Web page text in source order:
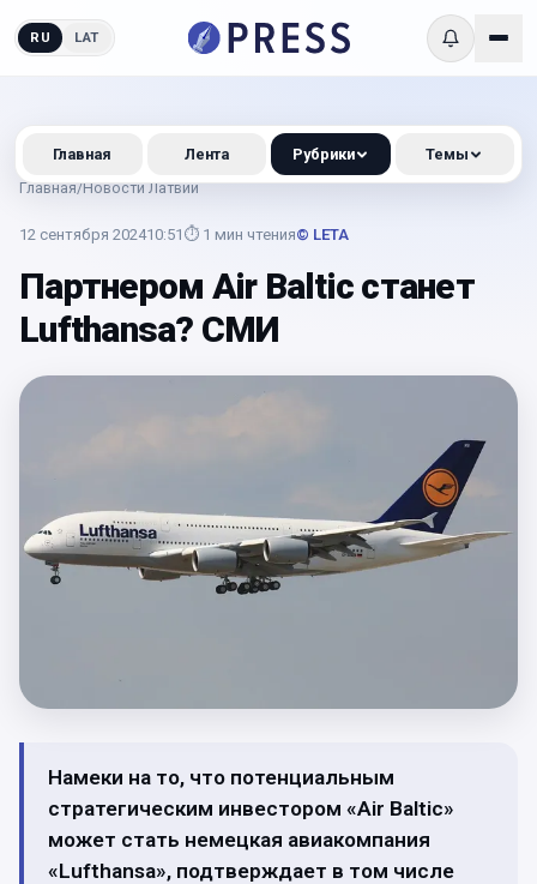
RU LAT
Главная/Новости Латвии
12 сентября 202410:51 ⏱ 1 мин чтения© LETA
Партнером Air Baltic станет
Lufthansa? СМИ
Намеки на то, что потенциальным
стратегическим инвестором «Air Baltic»
может стать немецкая авиакомпания
«Lufthansa», подтверждает в том числе
Главная Лента Рубрики Темы